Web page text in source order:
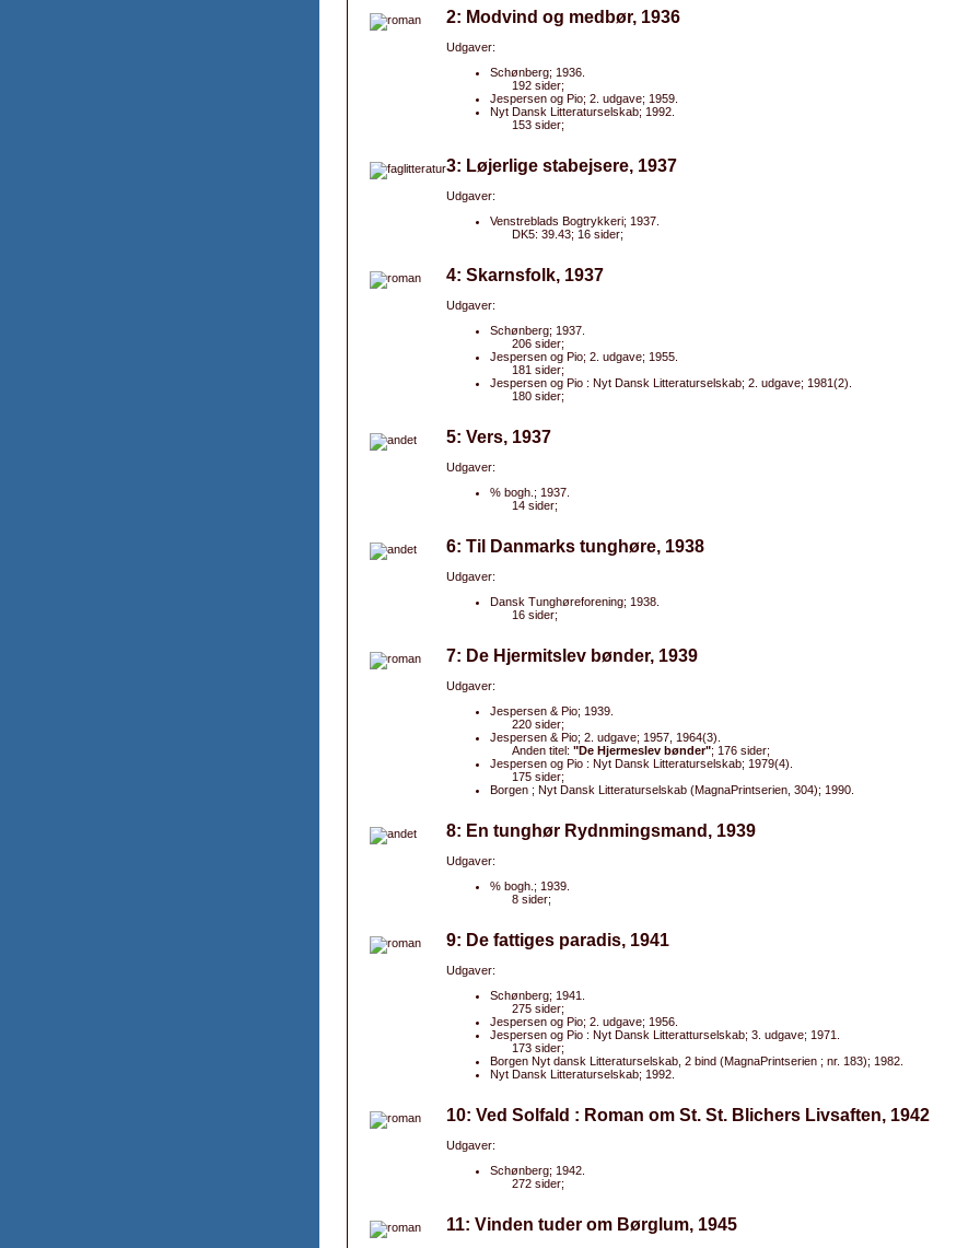
2: Modvind og medbør, 1936
Udgaver:
Schønberg; 1936.
192 sider;
Jespersen og Pio; 2. udgave; 1959.
Nyt Dansk Litteraturselskab; 1992.
153 sider;
3: Løjerlige stabejsere, 1937
Udgaver:
Venstreblads Bogtrykkeri; 1937.
DK5: 39.43; 16 sider;
4: Skarnsfolk, 1937
Udgaver:
Schønberg; 1937.
206 sider;
Jespersen og Pio; 2. udgave; 1955.
181 sider;
Jespersen og Pio : Nyt Dansk Litteraturselskab; 2. udgave; 1981(2).
180 sider;
5: Vers, 1937
Udgaver:
% bogh.; 1937.
14 sider;
6: Til Danmarks tunghøre, 1938
Udgaver:
Dansk Tunghøreforening; 1938.
16 sider;
7: De Hjermitslev bønder, 1939
Udgaver:
Jespersen & Pio; 1939.
220 sider;
Jespersen & Pio; 2. udgave; 1957, 1964(3).
Anden titel: "De Hjermeslev bønder"; 176 sider;
Jespersen og Pio : Nyt Dansk Litteraturselskab; 1979(4).
175 sider;
Borgen ; Nyt Dansk Litteraturselskab (MagnaPrintserien, 304); 1990.
8: En tunghør Rydnmingsmand, 1939
Udgaver:
% bogh.; 1939.
8 sider;
9: De fattiges paradis, 1941
Udgaver:
Schønberg; 1941.
275 sider;
Jespersen og Pio; 2. udgave; 1956.
Jespersen og Pio : Nyt Dansk Litteratturselskab; 3. udgave; 1971.
173 sider;
Borgen Nyt dansk Litteraturselskab, 2 bind (MagnaPrintserien ; nr. 183); 1982.
Nyt Dansk Litteraturselskab; 1992.
10: Ved Solfald : Roman om St. St. Blichers Livsaften, 1942
Udgaver:
Schønberg; 1942.
272 sider;
11: Vinden tuder om Børglum, 1945